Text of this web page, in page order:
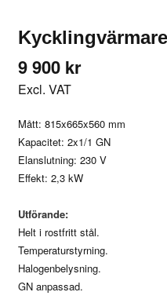
9 900 kr
Excl. VAT
Mått: 815x665x560 mm
Kapacitet: 2x1/1 GN
Elanslutning: 230 V
Effekt: 2,3 kW
Utförande:
Helt i rostfritt stål.
Temperaturstyrning.
Halogenbelysning.
GN anpassad.